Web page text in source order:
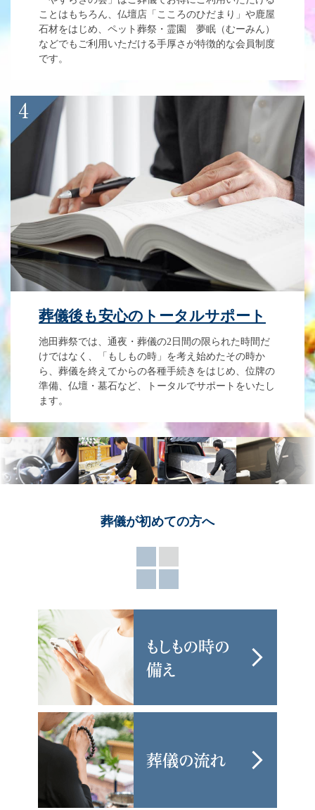
ことはもちろん、仏壇店「こころのひだまり」や鹿屋
石材をはじめ、ペット葬祭・霊園 夢眠（むーみん）
などでもご利用いただける手厚さが特徴的な会員制度
です。
葬儀後も安心のトータルサポート
池田葬祭では、通夜・葬儀の2日間の限られた時間だ
けではなく、「もしもの時」を考え始めたその時か
ら、葬儀を終えてからの各種手続きをはじめ、位牌の
準備、仏壇・墓石など、トータルでサポートをいたし
ます。
葬儀が初めての方へ